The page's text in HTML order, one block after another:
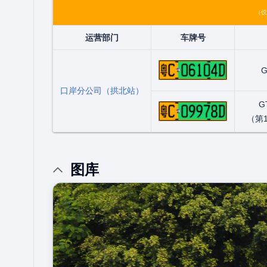
（
运营部门 车牌号
口岸分公司（拱北站）
粤
粤
（
图库